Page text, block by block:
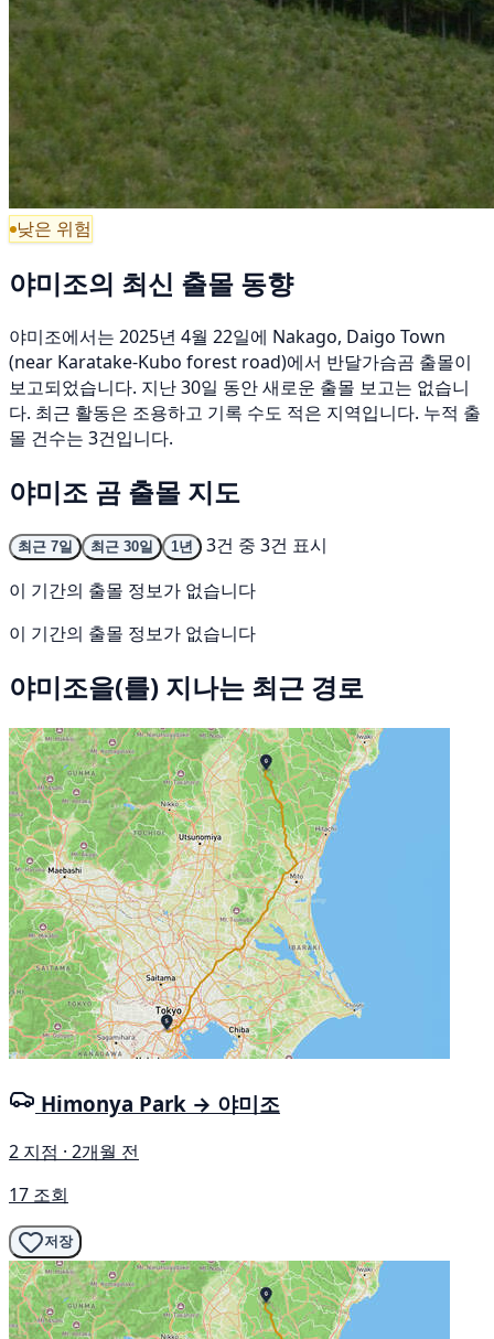
낮은 위험
야미조의 최신 출몰 동향
야미조에서는 2025년 4월 22일에 Nakago, Daigo Town
(near Karatake-Kubo forest road)에서 반달가슴곰 출몰이
보고되었습니다. 지난 30일 동안 새로운 출몰 보고는 없습니
다. 최근 활동은 조용하고 기록 수도 적은 지역입니다. 누적 출
몰 건수는 3건입니다.
야미조 곰 출몰 지도
최근 7일 최근 30일 1년
3건 중 3건 표시
이 기간의 출몰 정보가 없습니다
이 기간의 출몰 정보가 없습니다
야미조을(를) 지나는 최근 경로
Himonya Park → 야미조
2 지점 · 2개월 전
17 조회
저장